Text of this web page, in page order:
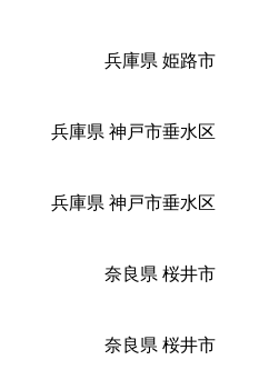
兵庫県 姫路市
兵庫県 神戸市垂水区
兵庫県 神戸市垂水区
奈良県 桜井市
奈良県 桜井市